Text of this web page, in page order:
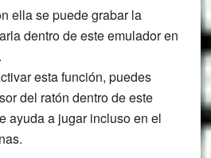
ella se puede grabar la
dentro de este emulador en
esta función, puedes
del ratón dentro de este
ayuda a jugar incluso en el